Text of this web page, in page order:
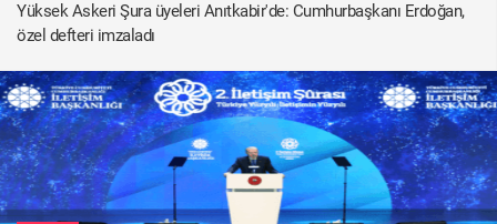
Yüksek Askeri Şura üyeleri Anıtkabir'de: Cumhurbaşkanı Erdoğan,
özel defteri imzaladı